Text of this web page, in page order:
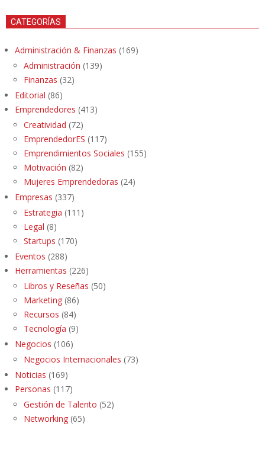
CATEGORÍAS
Administración & Finanzas (169)
Administración (139)
Finanzas (32)
Editorial (86)
Emprendedores (413)
Creatividad (72)
EmprendedorES (117)
Emprendimientos Sociales (155)
Motivación (82)
Mujeres Emprendedoras (24)
Empresas (337)
Estrategia (111)
Legal (8)
Startups (170)
Eventos (288)
Herramientas (226)
Libros y Reseñas (50)
Marketing (86)
Recursos (84)
Tecnología (9)
Negocios (106)
Negocios Internacionales (73)
Noticias (169)
Personas (117)
Gestión de Talento (52)
Networking (65)